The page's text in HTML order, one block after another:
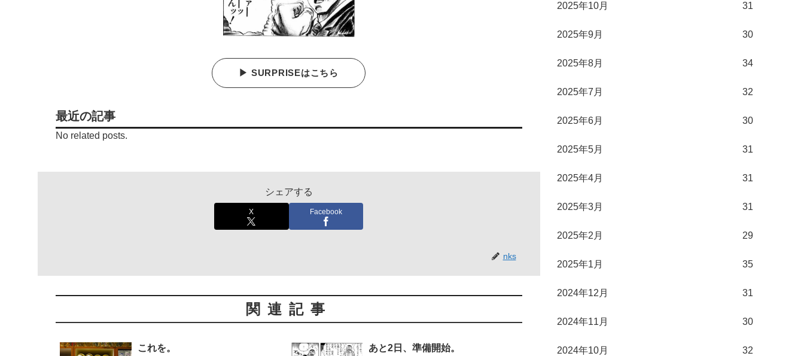
▶ SURPRISEはこちら
最近の記事
No related posts.
シェアする
X Facebook
nks
関連記事
これを。 あと2日、準備開始。
2025年10月 31
2025年9月 30
2025年8月 34
2025年7月 32
2025年6月 30
2025年5月 31
2025年4月 31
2025年3月 31
2025年2月 29
2025年1月 35
2024年12月 31
2024年11月 30
2024年10月 32